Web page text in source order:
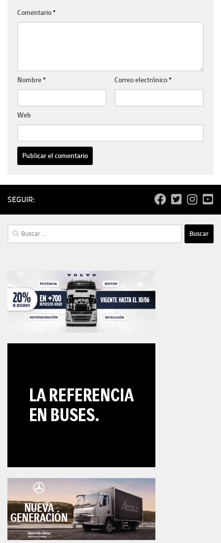
Comentario*
Nombre* Correo electrónico*
Web
SEGUIR:
Buscar: